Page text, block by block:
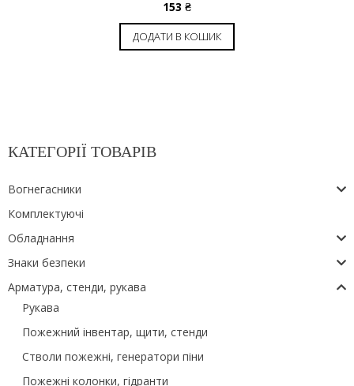
153 ₴
ДОДАТИ В КОШИК
КАТЕГОРІЇ ТОВАРІВ
Вогнегасники
Комплектуючі
Обладнання
Знаки безпеки
Арматура, стенди, рукава
Рукава
Пожежний інвентар, щити, стенди
Стволи пожежні, генератори піни
Пожежні колонки, гідранти